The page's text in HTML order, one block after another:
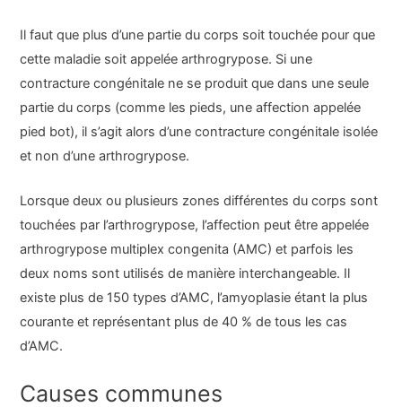
Il faut que plus d’une partie du corps soit touchée pour que
cette maladie soit appelée arthrogrypose. Si une
contracture congénitale ne se produit que dans une seule
partie du corps (comme les pieds, une affection appelée
pied bot), il s’agit alors d’une contracture congénitale isolée
et non d’une arthrogrypose.
Lorsque deux ou plusieurs zones différentes du corps sont
touchées par l’arthrogrypose, l’affection peut être appelée
arthrogrypose multiplex congenita (AMC) et parfois les
deux noms sont utilisés de manière interchangeable. Il
existe plus de 150 types d’AMC, l’amyoplasie étant la plus
courante et représentant plus de 40 % de tous les cas
d’AMC.
Causes communes